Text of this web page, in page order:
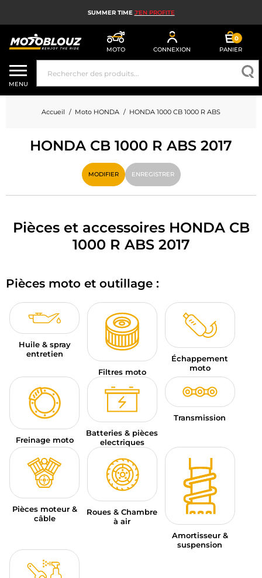
SUMMER TIME J'EN PROFITE
MOTO CONNEXION
0
PANIER
CASQUE MOTO
ÉQUIPEMENT MOTO HOMME
ÉQUIPEMENT MOTO FEMME
MX, ENDURO ET TRIAL
HIGH TECH MOTO
AIRBAG MOTO
PIÈCES MOTO ET OUTILLAGE
ACCESSOIRES MOTO
SPORTSWEAR
BONS PLANS ET PROMO
CARTES CADEAUX
— MODIFIER
MARQUES
CONSEILS
NOUS CONTACTER
MENU
Accueil Moto HONDA HONDA 1000 CB 1000 R ABS
HONDA CB 1000 R ABS 2017
MODIFIER ENREGISTRER
Pièces et accessoires HONDA CB
1000 R ABS 2017
Pièces moto et outillage :
Huile & spray
entretien
Filtres moto
Échappement
moto
Freinage moto
Batteries & pièces
electriques
Transmission
Pièces moteur &
câble
Roues & Chambre
à air
Amortisseur &
suspension